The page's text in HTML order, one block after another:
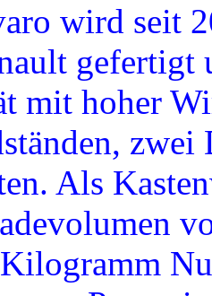
wird seit
gefertigt
mit hoher
zwei
Als